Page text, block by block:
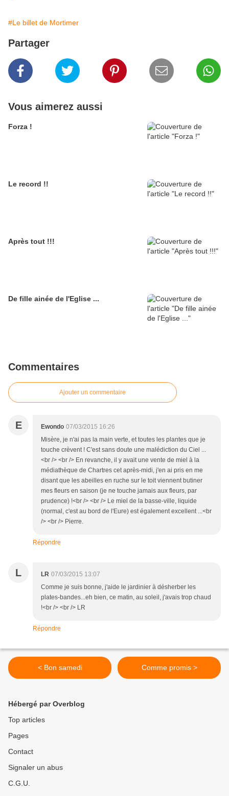
#Le billet de Mortimer
Partager
Vous aimerez aussi
Forza !
Le record !!
Après tout !!!
De fille ainée de l'Eglise ...
Commentaires
Ajouter un commentaire
E Ewondo 07/03/2015 16:26
Misère, je n'ai pas la main verte, et toutes les plantes que je
touche crèvent ! C'est sans doute une malédiction du Ciel ...
<br /> <br /> En revanche, il y avait une vente de miel à la
médiathèque de Chartres cet après-midi, j'en ai pris en me
disant que les abeilles en ruche sur le toit viennent butiner
mes fleurs en saison (je ne touche jamais aux fleurs, par
prudence) !<br /> <br /> Le miel de la basse-ville, liquide
(normal, c'est au bord de l'Eure) est également excellent ...<br
/> <br /> Pierre.
Répondre
L LR 07/03/2015 13:07
Comme je suis bonne, j'aide le jardinier à désherber les
plates-bandes...eh bien, ce matin, au soleil, j'avais trop chaud
!<br /> <br /> LR
Répondre
< Bon samedi Comme promis >
Hébergé par Overblog
Top articles
Pages
Contact
Signaler un abus
C.G.U.